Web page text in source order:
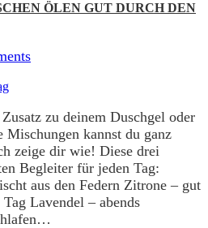
ÖLEN GUT DURCH DEN
zu deinem Duschgel oder
Mischungen kannst du ganz
zeige dir wie! Diese drei
Begleiter für jeden Tag:
aus den Federn Zitrone – gut
Lavendel – abends